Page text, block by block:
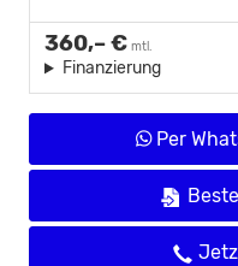
360,– € mtl.
Finanzierung
Per